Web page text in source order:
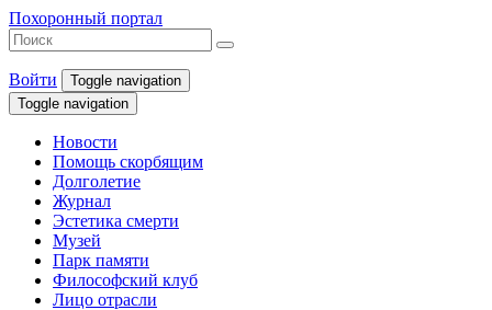
Похоронный портал
Войти
Toggle navigation
Toggle navigation
Новости
Помощь скорбящим
Долголетие
Журнал
Эстетика смерти
Музей
Парк памяти
Философский клуб
Лицо отрасли